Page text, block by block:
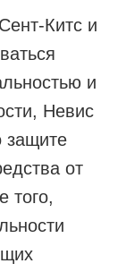
Китс и
и
Невис
защите
от
того,